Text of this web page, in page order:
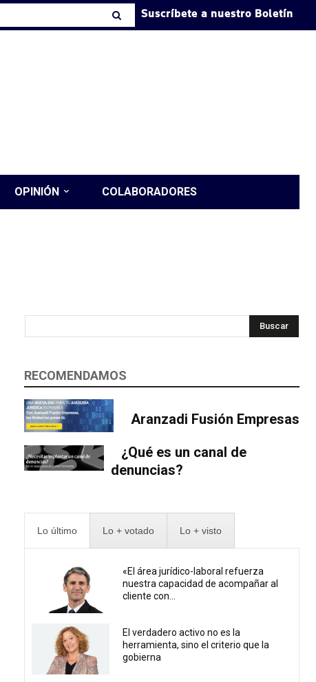
Suscríbete a nuestro Boletín
OPINIÓN COLABORADORES
Buscar
RECOMENDAMOS
Aranzadi Fusión Empresas
¿Qué es un canal de
denuncias?
Lo último Lo + votado Lo + visto
«El área jurídico-laboral refuerza
nuestra capacidad de acompañar al
cliente con...
El verdadero activo no es la
herramienta, sino el criterio que la
gobierna